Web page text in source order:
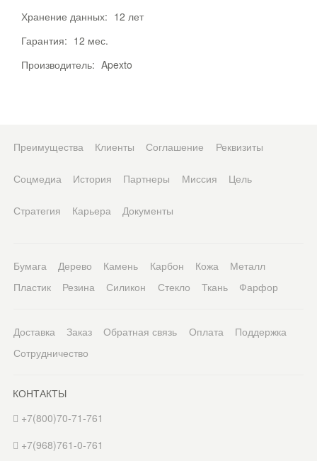
Хранение данных: 12 лет
Гарантия: 12 мес.
Производитель: Apexto
Преимущества Клиенты Соглашение Реквизиты
Соцмедиа История Партнеры Миссия Цель
Стратегия Карьера Документы
Бумага Дерево Камень Карбон Кожа
Металл
Пластик
Резина Силикон Стекло Ткань Фарфор
Доставка Заказ Обратная связь Оплата
Поддержка
Сотрудничество
КОНТАКТЫ
+7(800)70-71-761
+7(968)761-0-761